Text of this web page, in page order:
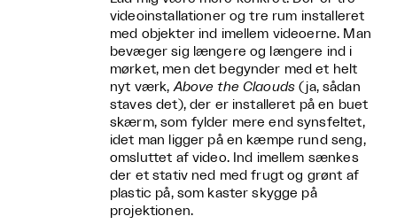
videoinstallationer og tre rum installeret
med objekter ind imellem videoerne. Man
bevæger sig længere og længere ind i
mørket, men det begynder med et helt
nyt værk,Above the Claouds (ja, sådan
staves det), der er installeret på en buet
skærm, som fylder mere end synsfeltet,
idet man ligger på en kæmpe rund seng,
omsluttet af video. Ind imellem sænkes
der et stativ ned med frugt og grønt af
plastic på, som kaster skygge på
projektionen.